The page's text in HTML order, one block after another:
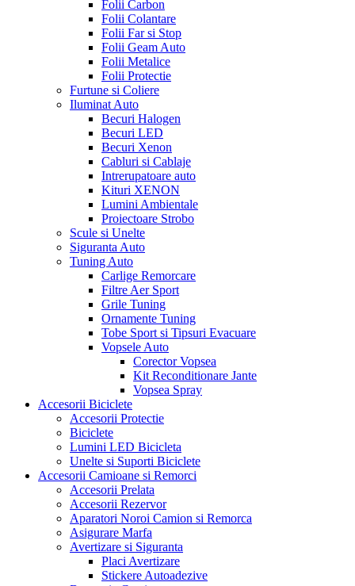
Folii Carbon
Folii Colantare
Folii Far si Stop
Folii Geam Auto
Folii Metalice
Folii Protectie
Furtune si Coliere
Iluminat Auto
Becuri Halogen
Becuri LED
Becuri Xenon
Cabluri si Cablaje
Intrerupatoare auto
Kituri XENON
Lumini Ambientale
Proiectoare Strobo
Scule si Unelte
Siguranta Auto
Tuning Auto
Carlige Remorcare
Filtre Aer Sport
Grile Tuning
Ornamente Tuning
Tobe Sport si Tipsuri Evacuare
Vopsele Auto
Corector Vopsea
Kit Reconditionare Jante
Vopsea Spray
Accesorii Biciclete
Accesorii Protectie
Biciclete
Lumini LED Bicicleta
Unelte si Suporti Biciclete
Accesorii Camioane si Remorci
Accesorii Prelata
Accesorii Rezervor
Aparatori Noroi Camion si Remorca
Asigurare Marfa
Avertizare si Siguranta
Placi Avertizare
Stickere Autoadezive